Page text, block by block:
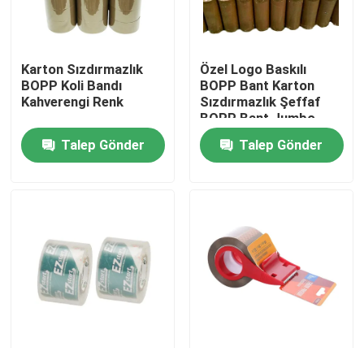
Hakkımızda
Fabrika turu
Kalite kontrol
Haberler
Vakalar
Karton Sızdırmazlık
BOPP Koli Bandı
Kahverengi Renk
Talep Gönder
Özel Logo Baskılı
BOPP Bant Karton
Sızdırmazlık Şeffaf
BOPP Bant Jumbo
Rulolar
Talep Gönder